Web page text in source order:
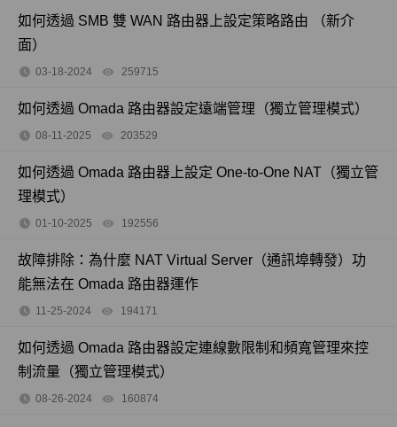
如何透過 SMB 雙 WAN 路由器上設定策略路由 （新介
面）
03-18-2024 259715
如何透過 Omada 路由器設定遠端管理（獨立管理模式）
08-11-2025 203529
如何透過 Omada 路由器上設定 One-to-One NAT（獨立管
理模式）
01-10-2025 192556
故障排除：為什麼 NAT Virtual Server（通訊埠轉發）功
能無法在 Omada 路由器運作
11-25-2024 194171
如何透過 Omada 路由器設定連線數限制和頻寬管理來控
制流量（獨立管理模式）
08-26-2024 160874